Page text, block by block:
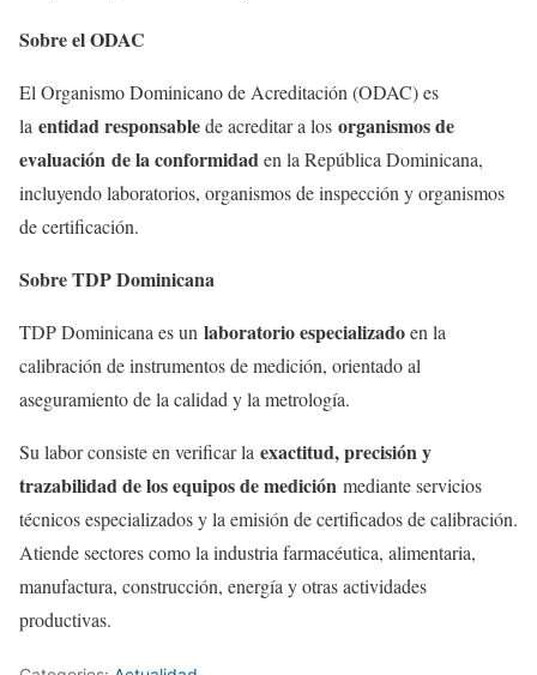
Sobre el ODAC
El Organismo Dominicano de Acreditación (ODAC) es
la entidad responsablede acreditar a los organismos de
evaluación de la conformidaden la República Dominicana,
incluyendo laboratorios, organismos de inspección y organismos
de certificación.
Sobre TDP Dominicana
TDP Dominicana es un laboratorio especializadoen la
calibración de instrumentos de medición, orientado al
aseguramiento de la calidad y la metrología.
Su labor consiste en verificar la exactitud, precisión y
trazabilidad de los equipos de medición mediante servicios
técnicos especializados y la emisión de certificados de calibración.
Atiende sectores como la industria farmacéutica, alimentaria,
manufactura, construcción, energía y otras actividades
productivas.